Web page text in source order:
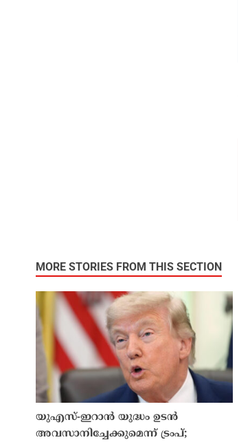
MORE STORIES FROM THIS SECTION
യുഎസ്-ഇറാൻ യുദ്ധം ഉടൻ
അവസാനിച്ചേക്കുമെന്ന് ട്രംപ്;